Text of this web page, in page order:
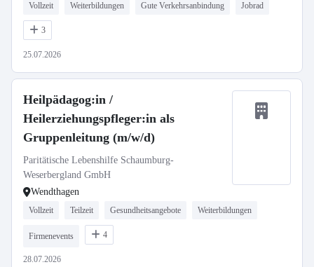
Vollzeit Weiterbildungen Gute Verkehrsanbindung Jobrad
3
25.07.2026
Heilpädagog:in /
Heilerziehungspfleger:in als
Gruppenleitung (m/w/d)
Paritätische Lebenshilfe Schaumburg-
Weserbergland GmbH
Wendthagen
Vollzeit Teilzeit Gesundheitsangebote Weiterbildungen
Firmenevents 4
28.07.2026